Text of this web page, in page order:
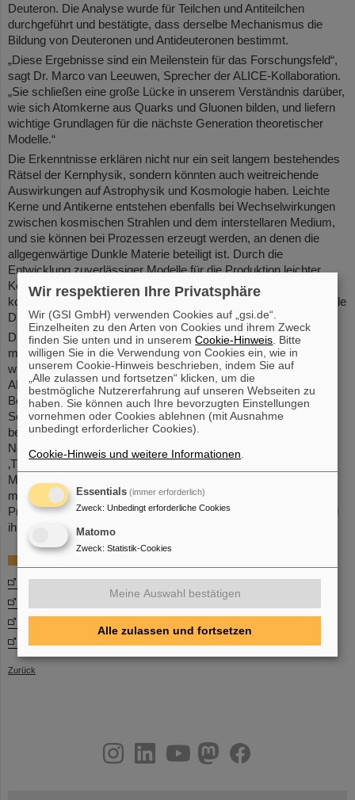
Deuteron. Die Analyse wurde für Teilchen und Antiteilchen
durchgeführt und bestätigte, dass derselbe Mechanismus die
Bildung von Deuteronen und Antideuteronen bestimmt.
„Diese Ergebnisse sind ein Meilenstein für das Forschungsfeld“,
sagt Dr. Marco van Leeuwen, Sprecher der ALICE-Kollaboration.
„Sie schließen eine große Lücke in unserem Verständnis darüber,
wie sich Atomkerne aus Quarks und Gluonen bilden, und liefern
wichtige Grundlagen für die nächste Generation theoretischer
Modelle.“
Die Erkenntnisse erklären nicht nur ein seit langem bestehendes
Rätsel der Kernphysik, sondern könnten auch weitreichende
Auswirkungen auf Astrophysik und Kosmologie haben. Leichte
Kerne und Antikerne entstehen ebenfalls bei Wechselwirkungen
zwischen kosmischen Strahlen und dem interstellaren Medium,
und sie können bei Prozessen erzeugt werden, an denen die
allgegenwärtige Dunkle Materie beteiligt ist. Durch die
Entwicklung zuverlässiger Modelle für die Produktion leichter
Kerne und Antikerne können Physiker*innen Daten der
kosmischen Strahlung besser interpretieren und mögliche Signale
Dunkler Materie identifizieren.
Die für diese Analyse verwendeten geladenen Teilchen wurden
mit der Time Projection Chamber (TPC) gemessen – dem
wichtigsten Tracking- und Teilchenidentifikationsdetektor des
ALICE-Experiments. Die TPC wurde mit maßgeblicher
Beteiligung des GSI Helmholtzzentrums für
Schwerionenforschung in Darmstadt gebaut, kalibriert und
betrieben. „Das Pion unterstützt die Fusion von Proton und
Neutron und übernimmt gewissermaßen die Rolle des
‚Trauzeugen‘ bei ihrer Hochzeit“, sagt Professorin Silvia
Masciocchi, Leiterin des ALICE-Teams bei GSI/FAIR. „Einmal
mehr demonstriert ALICE seine einzigartige Vielseitigkeit und
Präzision bei den anspruchsvollen Messungen von Teilchen und
ihren Korrelationen am LHC.“
Wissenschaftliche Veröffentlichung in „Nature“
Zurück
youtubehelmholtz.socialfacebook
Wir respektieren Ihre Privatsphäre
Wir (GSI GmbH) verwenden Cookies auf „gsi.de“.
Einzelheiten zu den Arten von Cookies und ihrem Zweck
finden Sie unten und in unseremCookie-Hinweis . Bitte
willigen Sie in die Verwendung von Cookies ein, wie in
unserem Cookie-Hinweis beschrieben, indem Sie auf
„Alle zulassen und fortsetzen“ klicken, um die
bestmögliche Nutzererfahrung auf unseren Webseiten zu
haben. Sie können auch Ihre bevorzugten Einstellungen
vornehmen oder Cookies ablehnen (mit Ausnahme
unbedingt erforderlicher Cookies).
Cookie-Hinweis und weitere Informationen
Essentials (immer erforderlich)
Zweck: Unbedingt erforderliche Cookies
Matomo
Zweck: Statistik-Cookies
Meine Auswahl bestätigen
Alle zulassen und fortsetzen